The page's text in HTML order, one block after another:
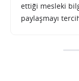
ettiği mesleki
paylaşmayı